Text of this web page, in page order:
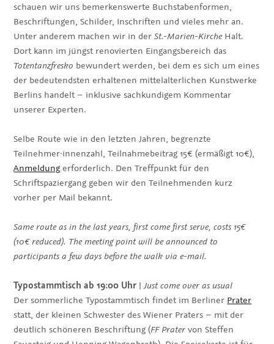
schauen wir uns bemerkenswerte Buchstabenformen,
Beschriftungen, Schilder, Inschriften und vieles mehr an.
Unter anderem machen wir in derSt.-Marien-KircheHalt.
Dort kann im jüngst renovierten Eingangsbereich das
Totentanzfresko bewundert werden, bei dem es sich um eines
der bedeutendsten erhaltenen mittelalterlichen Kunstwerke
Berlins handelt – inklusive sachkundigem Kommentar
unserer Experten.
Selbe Route wie in den letzten Jahren, begrenzte
Teilnehmer·innenzahl, Teilnahmebeitrag 15€ (ermäßigt 10€),
Anmeldung erforderlich. Den Treffpunkt für den
Schriftspaziergang geben wir den Teilnehmenden kurz
vorher per Mail bekannt.
Same route as in the last years, first come first serve, costs 15€
(10€ reduced). The meeting point will be announced to
participants a few days before the walk via e-mail.
Typostammtisch ab 19:00 Uhr |Just come over as usual
Der sommerliche Typostammtisch findet im Berliner Prater
statt, der kleinen Schwester des Wiener Praters – mit der
deutlich schöneren Beschriftung (FF Pratervon Steffen